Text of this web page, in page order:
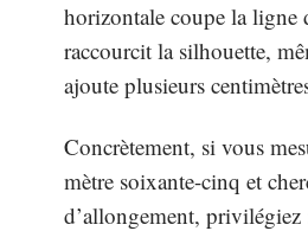
horizontale coupe la ligne
raccourcit la silhouette,
ajoute plusieurs
Concrètement, si vous
mètre soixante-cinq et
d’allongement, privilégiez